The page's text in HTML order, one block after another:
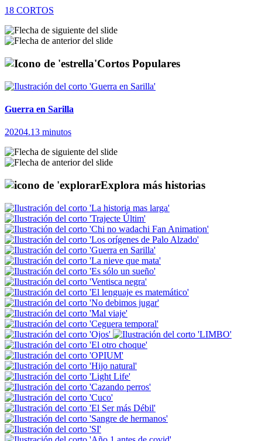
18 CORTOS
Cortos Populares
Guerra en Sarilla
20204.13 minutos
Explora más historias